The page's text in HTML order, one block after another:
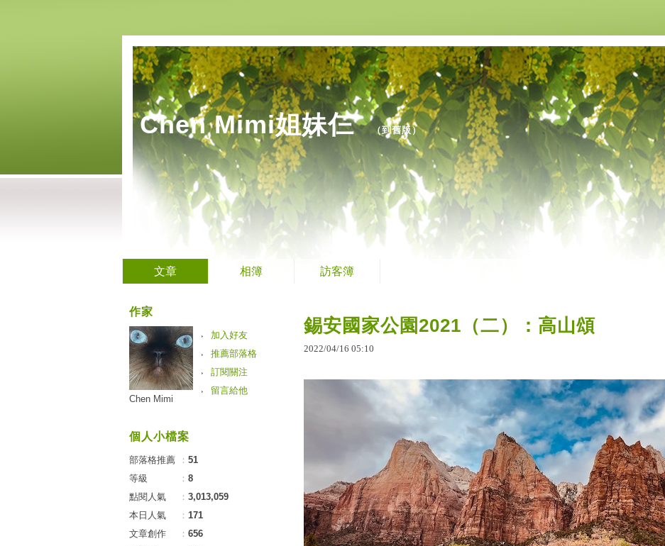
Chen Mimi姐妹仨（到舊版）
文章 相簿 訪客簿
錫安國家公園2021（二）：高山頌
2022/04/16 05:10
作家
加入好友
推薦部落格
訂閱關注
留言給他
Chen Mimi
個人小檔案
部落格推薦 ： 51
等級
： 8
點閱人氣
： 3,013,059
本日人氣
： 171
文章創作
： 656